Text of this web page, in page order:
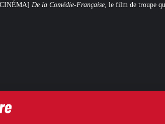
, le film de troupe qui ne manque pas de piquant